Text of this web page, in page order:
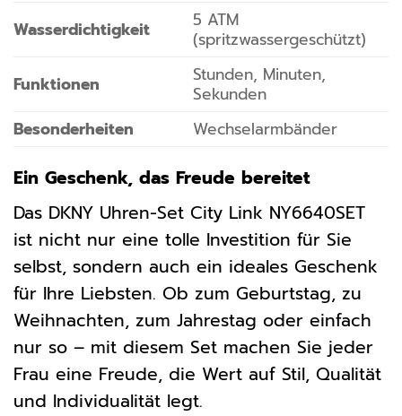
Wasserdichtigkeit
5 ATM
(spritzwassergeschützt)
Funktionen
Stunden, Minuten,
Sekunden
Besonderheiten
Wechselarmbänder
Ein Geschenk, das Freude bereitet
Das DKNY Uhren-Set City Link NY6640SET
ist nicht nur eine tolle Investition für Sie
selbst, sondern auch ein ideales Geschenk
für Ihre Liebsten. Ob zum Geburtstag, zu
Weihnachten, zum Jahrestag oder einfach
nur so – mit diesem Set machen Sie jeder
Frau eine Freude, die Wert auf Stil, Qualität
und Individualität legt.